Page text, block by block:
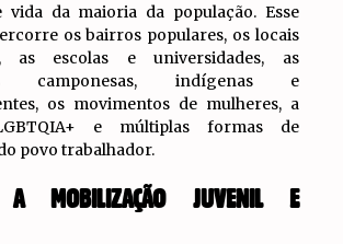
vida da maioria da população. Esse
os bairros populares, os locais
as escolas e universidades, as
camponesas, indígenas e
os movimentos de mulheres, a
e múltiplas formas de
povo trabalhador.
A MOBILIZAÇÃO JUVENIL E